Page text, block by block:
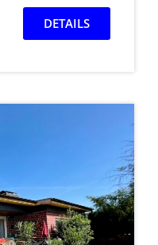
DETAILS